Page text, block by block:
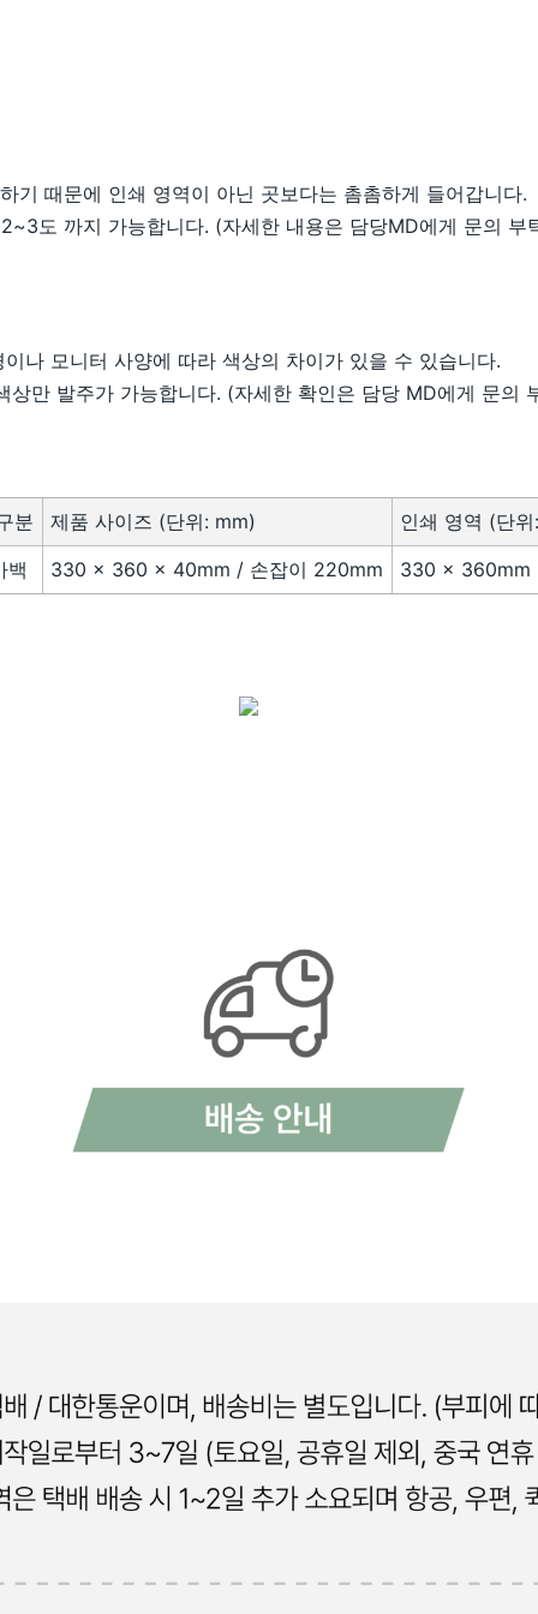
기 때문에 인쇄 영역이 아닌 곳보다는 촘촘하게 들어갑니다.
도 까지 가능합니다. (자세한 내용은 담당MD에게 문의 부
나 모니터 사양에 따라 색상의 차이가 있을 수 있습니다.
만 발주가 가능합니다. (자세한 확인은 담당 MD에게 문의
분 제품 사이즈 (단위: mm)
인쇄 영역 (단
백
330 × 360 × 40mm / 손잡이 220mm 330 × 360mm